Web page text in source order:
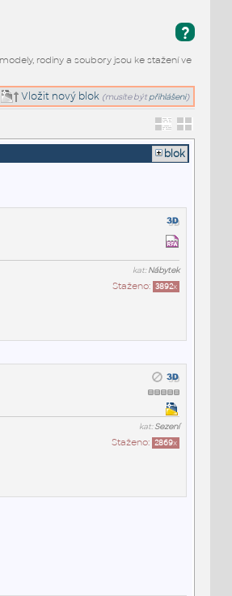
?
rodiny a soubory jsou ke stažení ve
Vložit nový blok (musíte být přihlášeni)
blok
kat:Nábytek
Staženo: 3892x
kat:Sezení
Staženo: 2869x